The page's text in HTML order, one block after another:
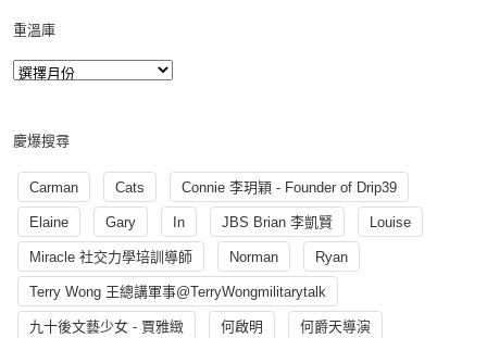
重溫庫
慶爆搜尋
Carman Cats Connie 李玥穎 - Founder of Drip39
Elaine Gary In JBS Brian 李凱賢 Louise
Miracle 社交力學培訓導師 Norman Ryan
Terry Wong 王總講軍事@TerryWongmilitarytalk
九十後文藝少女 - 賈雅緻 何啟明 何爵天導演